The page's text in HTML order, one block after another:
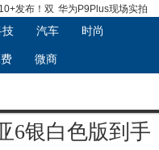
发布！双 华为P9Plus现场实拍
技 汽车 时尚
微商
6银白色版到手